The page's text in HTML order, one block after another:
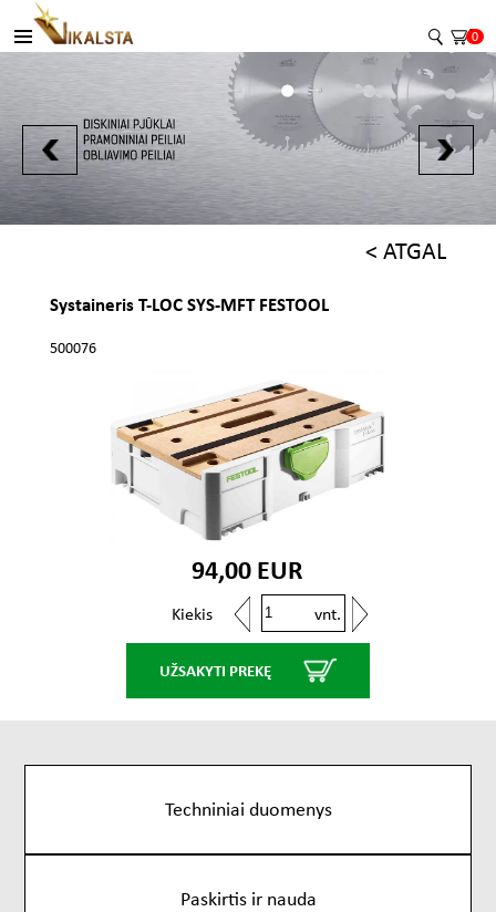
0
< ATGAL
Systaineris T-LOC SYS-MFT FESTOOL
500076
94,00 EUR
Kiekis vnt.
UŽSAKYTI PREKĘ
Techniniai duomenys
Paskirtis ir nauda